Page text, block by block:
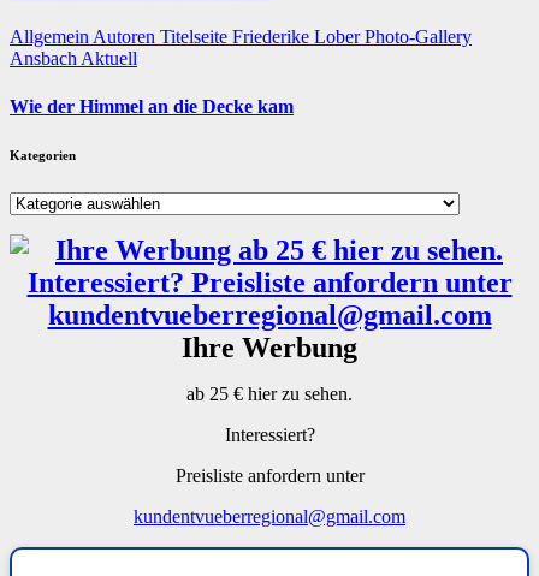
Allgemein Autoren Titelseite Friederike LoberPhoto-Gallery
Ansbach Aktuell
Wie der Himmel an die Decke kam
Kategorien
Kategorien
Ihre Werbung
ab 25 € hier zu sehen.
Interessiert?
Preisliste anfordern unter
kundentvueberregional@gmail.com